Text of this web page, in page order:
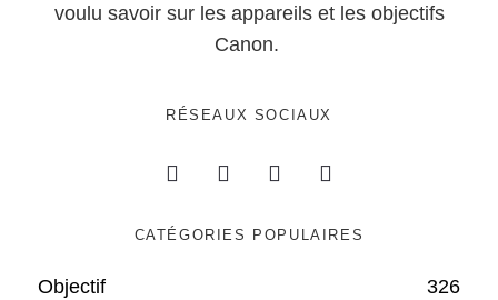
voulu savoir sur les appareils et les objectifs
Canon.
RÉSEAUX SOCIAUX
CATÉGORIES POPULAIRES
Objectif 326